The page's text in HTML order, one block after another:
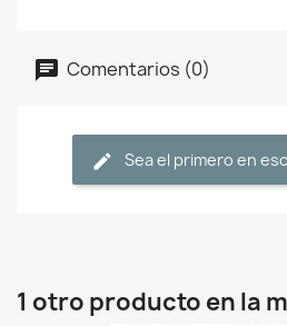
Comentarios (0)
Sea el primero en
1 otro producto en la